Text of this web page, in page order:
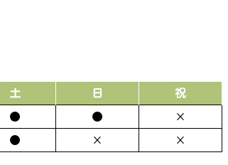
土 日 祝
● ● ×
● × ×